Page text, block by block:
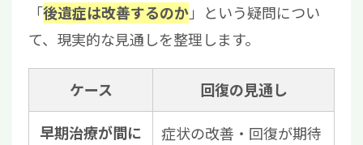
「後遺症は改善するのか」という疑問につい
て、現実的な見通しを整理します。
ケース 回復の見通し
早期治療が間に
症状の改善・回復が期待